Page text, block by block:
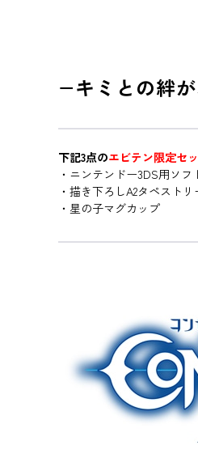
−キミとの絆
下記3点のエビテン限定セ
・ニンテンドー3DS用ソ
・描き下ろしA2タペストリ
・星の子マグカップ